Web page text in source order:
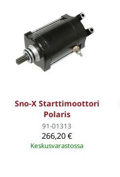
Sno-X Starttimoottori
Polaris
91-01313
266,20 €
Keskusvarastossa